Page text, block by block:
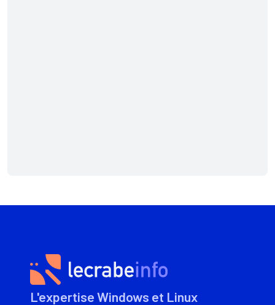
L'expertise Windows et Linux